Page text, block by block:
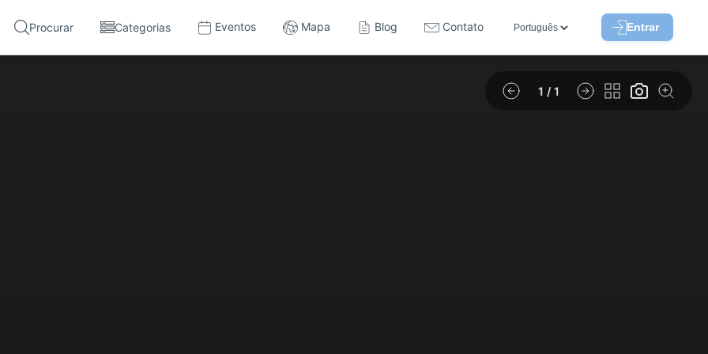
Procurar Categorias Eventos Mapa Blog Contato Entrar
1 / 1